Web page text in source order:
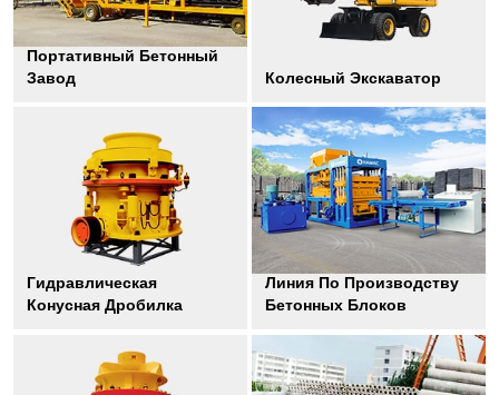
Портативный Бетонный
Завод
Колесный Экскаватор
Гидравлическая
Конусная Дробилка
Линия По Производству
Бетонных Блоков